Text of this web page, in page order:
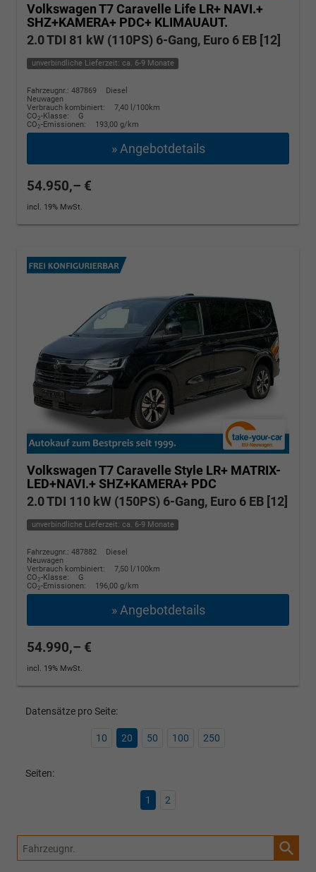
Volkswagen T7 Caravelle Life LR+ NAVI.+
SHZ+KAMERA+ PDC+ KLIMAUAUT.
2.0 TDI 81 kW (110PS) 6-Gang, Euro 6 EB [12]
unverbindliche Lieferzeit: ca. 6-9 Monate
Fahrzeugnr.: 487869
Diesel
Neuwagen
Verbrauch kombiniert:
7,40 l/100km
CO2-Klasse:
G
CO2-Emissionen: 193,00 g/km
» Angebotdetails
54.950,– €
incl. 19% MwSt.
Volkswagen T7 CaravelleStyle LR+ MATRIX-
LED+NAVI.+ SHZ+KAMERA+ PDC
2.0 TDI 110 kW (150PS) 6-Gang, Euro 6 EB [12]
unverbindliche Lieferzeit: ca. 6-9 Monate
Fahrzeugnr.: 487882
Diesel
Neuwagen
Verbrauch kombiniert:
7,50 l/100km
CO2-Klasse:
G
CO2-Emissionen: 196,00 g/km
» Angebotdetails
54.990,– €
incl. 19% MwSt.
Datensätze pro Seite:
10 20 50 100 250
Seiten:
1 2
Fahrzeugnr.